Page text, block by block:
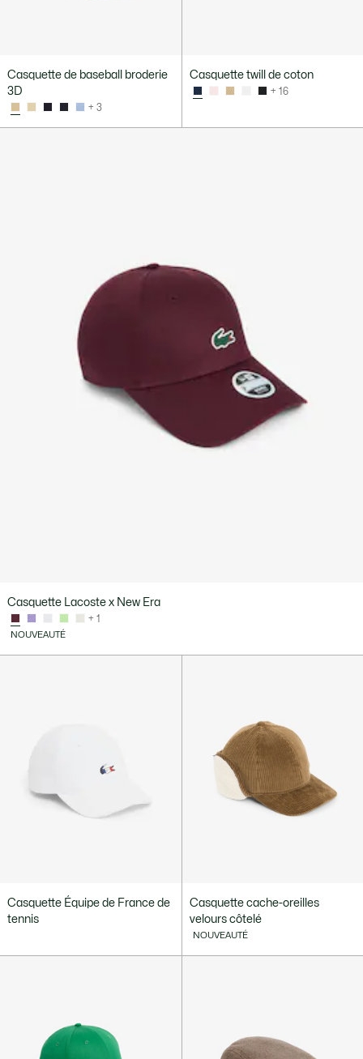
Casquette de baseball broderie
3D
+ 3
Casquette twill de coton
+ 16
Casquette Lacoste x New Era
+ 1
NOUVEAUTÉ
Casquette Équipe de France de
tennis
Casquette cache-oreilles
velours côtelé
NOUVEAUTÉ